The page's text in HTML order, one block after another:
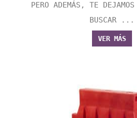
PERO ADEMÁS, TE
BUSCAR ...
VER MÁS